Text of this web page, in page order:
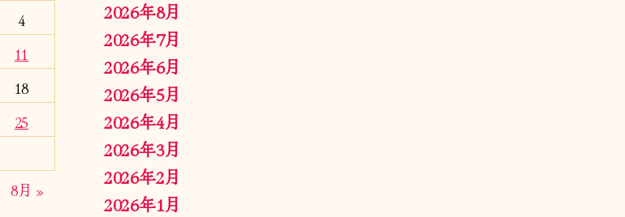
4
11
18
25
8月 »
2026年8月
2026年7月
2026年6月
2026年5月
2026年4月
2026年3月
2026年2月
2026年1月